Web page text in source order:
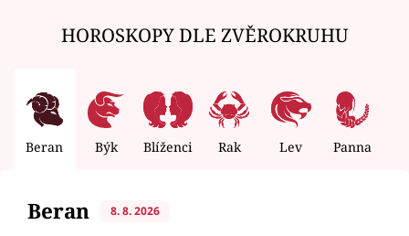
HOROSKOPY DLE ZVĚROKRUHU
Beran Býk Blíženci Rak Lev Panna
Beran 8. 8. 2026